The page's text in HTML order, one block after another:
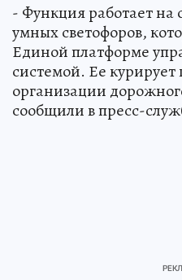
- Функция работает на
умных светофоров,
Единой платформе
системой. Ее
организации
сообщили в пресс-